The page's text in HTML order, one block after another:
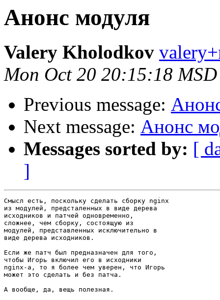
Анонс модуля
Valery Kholodkov
Mon Oct 20 20:15:18
Previous message:
Next message: Анонс
Messages sorted by: [
]
Смысл есть, поскольку сделать сборку nginx
из модулей, предсталенных в виде дерева
исходников и патчей одновременно,
сложнее, чем сборку, состоящую из
модулей, представленных исключительно в
виде дерева исходников.
Если же патч был предназначен для того,
чтобы Игорь включил его в исходники
nginx-а, то я более чем уверен, что Игорь
может это сделать и без патча.
А вообще, да, вещь полезная.